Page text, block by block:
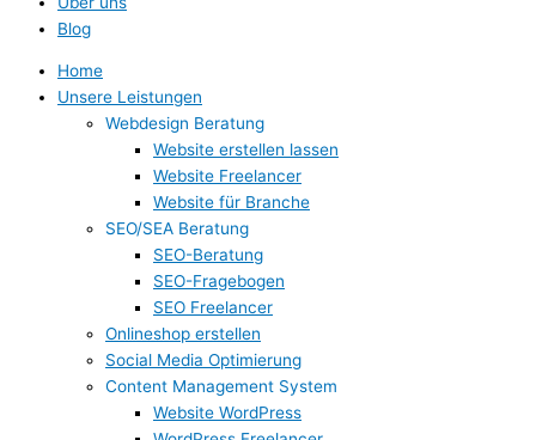
Blog
Home
Unsere Leistungen
Webdesign Beratung
Website erstellen lassen
Website Freelancer
Website für Branche
SEO/SEA Beratung
SEO-Beratung
SEO-Fragebogen
SEO Freelancer
Onlineshop erstellen
Social Media Optimierung
Content Management System
Website WordPress